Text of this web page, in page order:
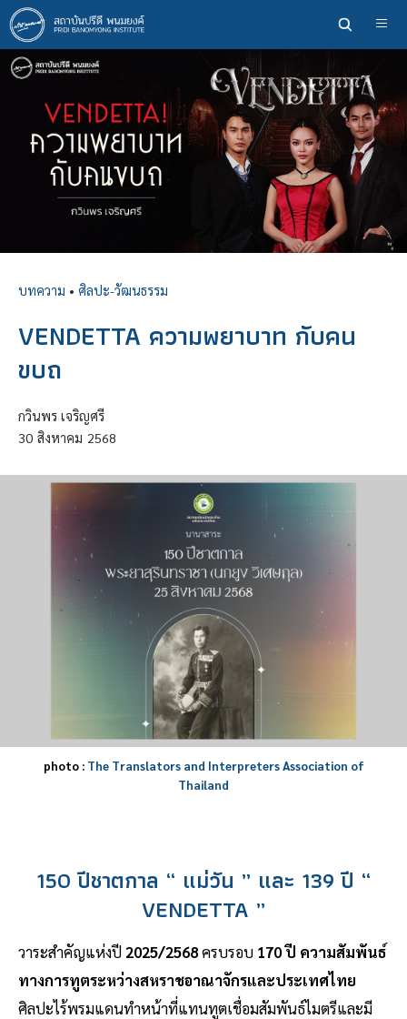
ข้าม
ไป
ยัง
เนื้อหา
บทความ • ศิลปะ-วัฒนธรรม
VENDETTA ความพยาบาท กับคน
ขบถ
กวินพร เจริญศรี
30 สิงหาคม 2568
photo : The Translators and Interpreters Association of
Thailand
150 ปีชาตกาล “ แม่วัน ” และ 139 ปี “
VENDETTA ”
วาระสำคัญแห่งปี2025/2568ครบรอบ 170 ปี ความสัมพันธ์
ทางการทูตระหว่างสหราชอาณาจักรและประเทศไทย
ศิลปะไร้พรมแดนทำหน้าที่แทนทูตเชื่อมสัมพันธ์ไมตรีและมี